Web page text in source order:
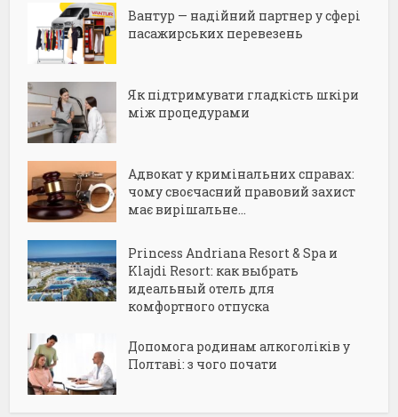
Вантур — надійний партнер у сфері
пасажирських перевезень
Як підтримувати гладкість шкіри
між процедурами
Адвокат у кримінальних справах:
чому своєчасний правовий захист
має вирішальне...
Princess Andriana Resort & Spa и
Klajdi Resort: как выбрать
идеальный отель для
комфортного отпуска
Допомога родинам алкоголіків у
Полтаві: з чого почати